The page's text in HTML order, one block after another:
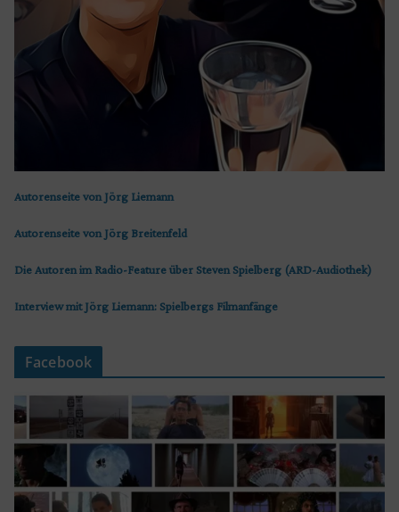
Autorenseite von Jörg Liemann
Autorenseite von Jörg Breitenfeld
Die Autoren im Radio-Feature über Steven Spielberg (ARD-Audiothek)
Interview mit Jörg Liemann: Spielbergs Filmanfänge
Facebook